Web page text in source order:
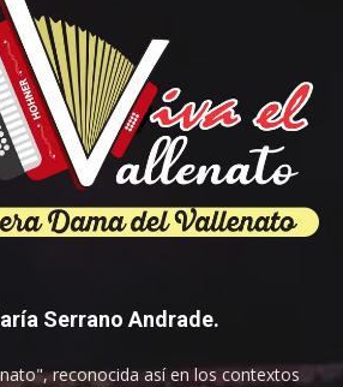
Serrano Andrade.
reconocida así en los contextos